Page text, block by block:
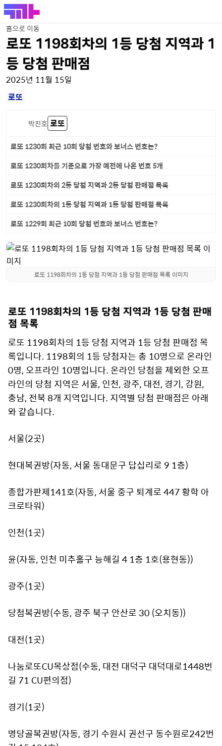
홈으로 이동
로또 1198회차의 1등 당첨 지역과 1
등 당첨 판매점
2025년 11월 15일
로또
박진호 로또
로또 1230회 최근 10회 당첨 번호와 보너스 번호는?
로또 1230회차를 기준으로 가장 예전에 나온 번호 5개
로또 1230회차의 2등 당첨 지역과 2등 당첨 판매점 목록
로또 1230회차의 1등 당첨 지역과 1등 당첨 판매점 목록
로또 1229회 최근 10회 당첨 번호와 보너스 번호는?
로또 1198회차의 1등 당첨 지역과 1등 당첨 판매점 목록 이미지
로또 1198회차의 1등 당첨 지역과 1등 당첨 판매
점 목록
로또 1198회차의 1등 당첨 지역과 1등 당첨 판매점 목
록입니다. 1198회의 1등 당첨자는 총 10명으로 온라인
0명, 오프라인 10명입니다. 온라인 당첨을 제외한 오프
라인의 당첨 지역은 서울, 인천, 광주, 대전, 경기, 강원,
충남, 전북 8개 지역입니다. 지역별 당첨 판매점은 아래
와 같습니다.
서울(2곳)
현대복권방(자동, 서울 동대문구 답십리로 9 1층)
종합가판제141호(자동, 서울 중구 퇴계로 447 황학 아
크로타워)
인천(1곳)
윤(자동, 인천 미추홀구 능해길 4 1층 1호(용현동))
광주(1곳)
당첨복권방(수동, 광주 북구 안산로 30 (오치동))
대전(1곳)
나눔로또CU목상점(수동, 대전 대덕구 대덕대로1448번
길 71 CU편의점)
경기(1곳)
명당골복권방(자동, 경기 수원시 권선구 동수원로242번